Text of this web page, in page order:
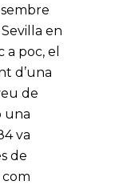
en
a poc, el
d’una
de
una
va
de